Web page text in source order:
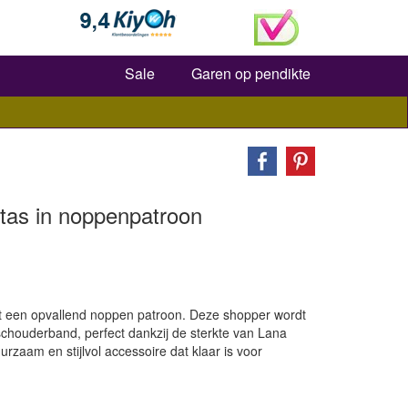
Zoeken
Sale Garen op pendikte
in noppenpatroon
opvallend noppen patroon. Deze shopper wordt
perfect dankzij de sterkte van Lana
en stijlvol accessoire dat klaar is voor